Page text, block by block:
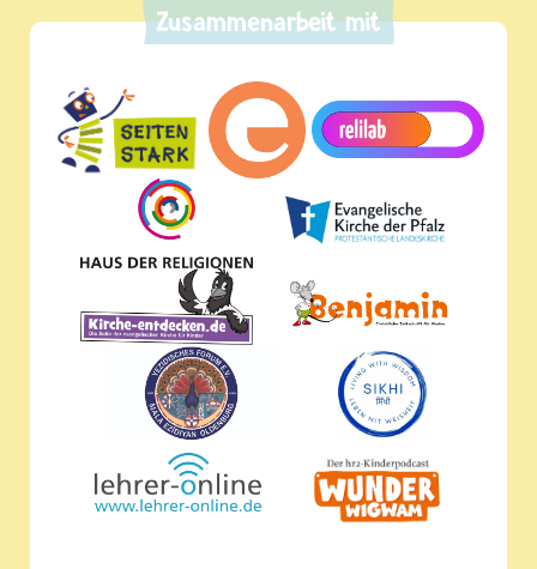
Zusammenarbeit mit